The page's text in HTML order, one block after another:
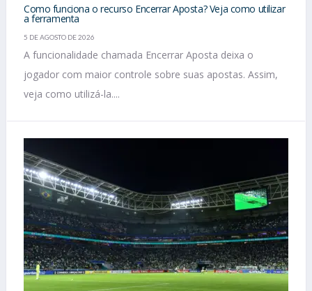
Como funciona o recurso Encerrar Aposta? Veja como utilizar
a ferramenta
5 DE AGOSTO DE 2026
A funcionalidade chamada Encerrar Aposta deixa o
jogador com maior controle sobre suas apostas. Assim,
veja como utilizá-la....